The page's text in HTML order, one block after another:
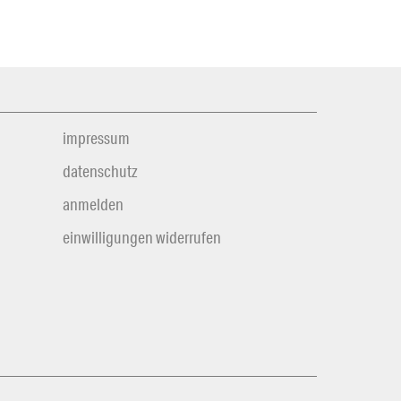
impressum
datenschutz
anmelden
einwilligungen widerrufen